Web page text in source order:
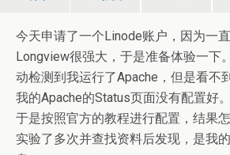
今天申请了一个Linode账户，因为一
Longview很强大，于是准备体验一下
动检测到我运行了Apache，但是看不
我的Apache的Status页面没有配置好。
于是按照官方的教程进行配置，结果
实验了多次并查找资料后发现，是我